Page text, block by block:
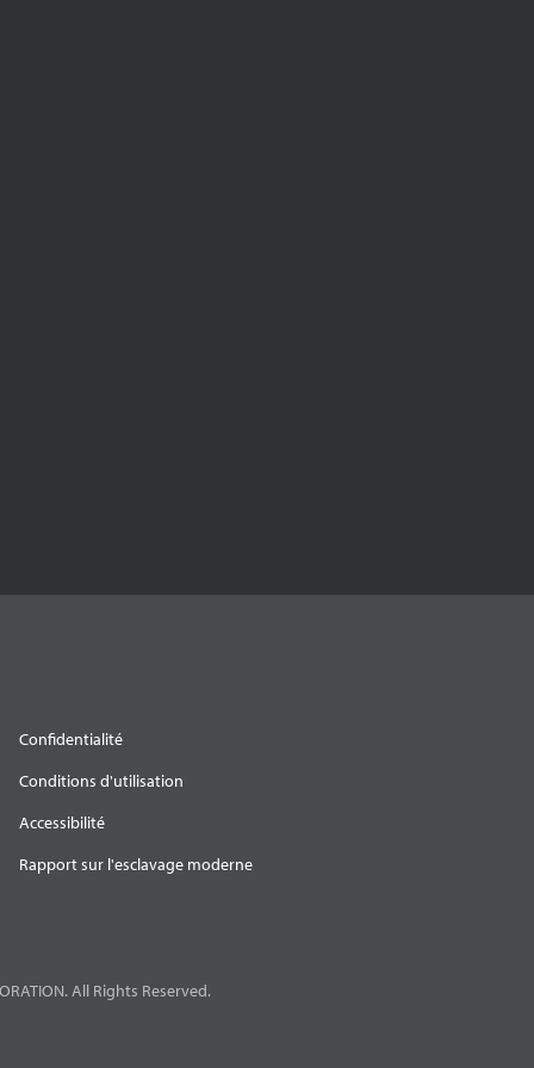
Confidentialité
Conditions d'utilisation
Accessibilité
Rapport sur l'esclavage moderne
All Rights Reserved.